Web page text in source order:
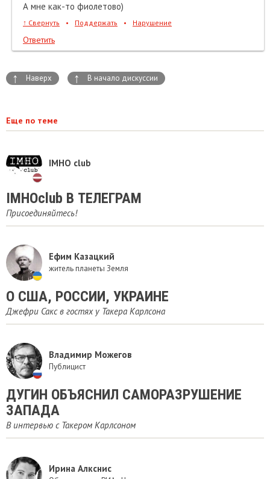
А мне как-то фиолетово)
↑ Свернуть • Поддержать • Нарушение
Ответить
↑ Наверх ↑ В начало дискуссии
Еще по теме
IMHO club
IMHOclub В ТЕЛЕГРАМ
Присоединяйтесь!
Ефим Казацкий
житель планеты Земля
О США, РОССИИ, УКРАИНЕ
Джефри Сакс в гостях у Такера Карлсона
Владимир Можегов
Публицист
ДУГИН ОБЪЯСНИЛ САМОРАЗРУШЕНИЕ
ЗАПАДА
В интервью с Такером Карлсоном
Ирина Алкснис